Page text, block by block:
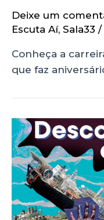
Deixe um
Escuta Aí, Sala33 /
Conheça a
que faz